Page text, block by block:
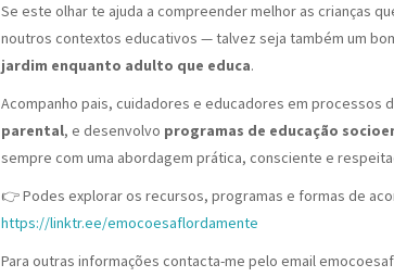
Se este olhar te ajuda a compreender melhor as crianças
noutros contextos educativos — talvez seja também um
jardim enquanto adulto que educa.
Acompanho pais, cuidadores e educadores em processos
parental, e desenvolvo programas de educação
sempre com uma abordagem prática, consciente e
👉 Podes explorar os recursos, programas e formas de
https://linktr.ee/emocoesaflordamente
Para outras informações contacta-me pelo email